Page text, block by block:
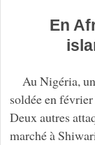
En
Au Nigéria,
soldée en
Deux autres
marché à